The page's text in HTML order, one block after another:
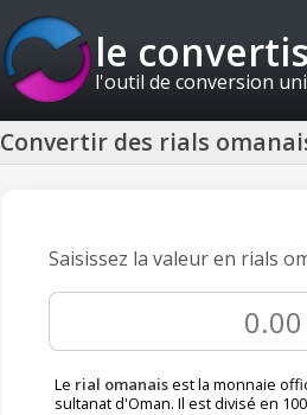
le
l'outil de conversion
Convertir des rials
Saisissez la valeur en rials
Le rial omanaisest la monnaie
sultanat d'Oman. Il est divisé en